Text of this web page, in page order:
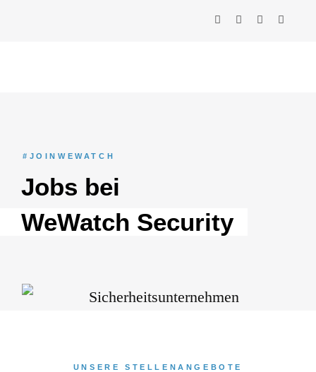
#JOINWEWATCH
Jobs bei
WeWatch Security
UNSERE STELLENANGEBOTE